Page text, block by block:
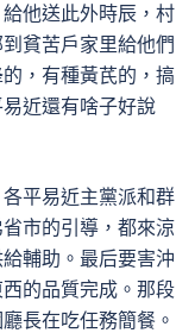
他送此外時辰，村
貧苦戶家里給他們
，有種黃芪的，搞
近還有啥子好說
平易近主黨派和群
市的引導，都來涼
輔助。最后要害沖
的品質完成。那段
長在吃任務簡餐。